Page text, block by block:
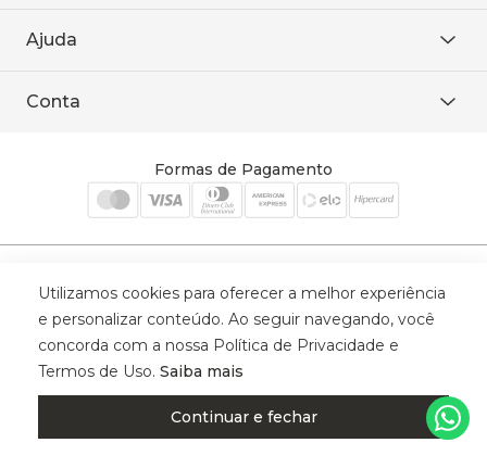
Baixe o APP
WhatsApp
Ajuda
Política de entrega
Conta
Cadastre-se
Formas de Pagamento
| CNPJ: 59.907.634/0001-75 | Rua Santa Augusta, 409 - Vila
Utilizamos cookies para oferecer a melhor experiência
e personalizar conteúdo. Ao seguir navegando, você
concorda com a nossa Política de Privacidade e
Termos de Uso. Saiba mais
Continuar e fechar